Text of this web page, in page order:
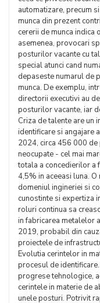
automatizare, precum
munca din prezent
cererii de munca indica
asemenea, provocari
posturilor vacante cu
special atunci cand
depaseste numarul de
munca. De exemplu,
directorii executivi au
posturilor vacante, iar
Criza de talente are un
identificare si angajare
2024, circa 456 000
neocupate - cel mai
totala a concedierilor a
4,5% in aceeasi luna.
domeniul ingineriei si
cunostinte si expertiza
roluri continua sa
in fabricarea metalelor
2019, probabil din
proiectele de
Evolutia cerintelor in
procesul de
progrese tehnologice,
cerintele in materie de
unele posturi. Potrivit